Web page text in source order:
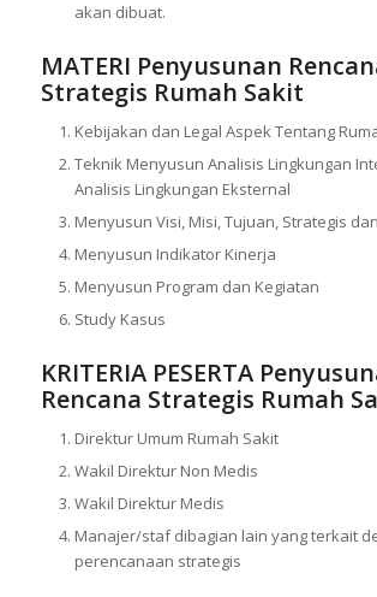
akan dibuat.
MATERI Penyusunan
Strategis Rumah Sakit
Kebijakan dan Legal Aspek Tentang
Teknik Menyusun Analisis Lingkungan
Analisis Lingkungan Eksternal
Menyusun Visi, Misi, Tujuan, Strategis
Menyusun Indikator Kinerja
Menyusun Program dan Kegiatan
Study Kasus
KRITERIA PESERTA
Rencana Strategis Rumah
Direktur Umum Rumah Sakit
Wakil Direktur Non Medis
Wakil Direktur Medis
Manajer/staf dibagian lain yang terkait
perencanaan strategis